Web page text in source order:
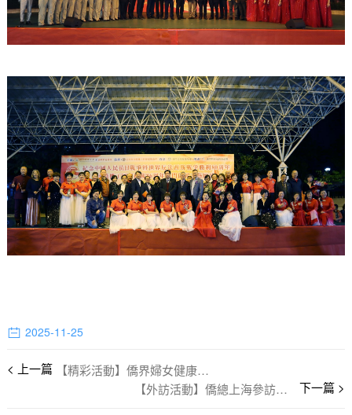
2025-11-25
【精彩活動】僑界婦女健康飲食抗衰老
【外訪活動】僑總上海參訪團啟動 促兩地合作